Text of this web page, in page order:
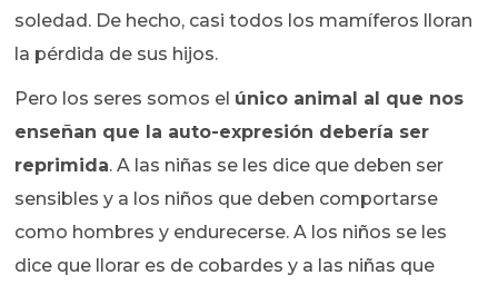
soledad. De hecho, casi todos los mamíferos lloran
la pérdida de sus hijos.
Pero los seres somos el único animal al que nos
enseñan que la auto-expresión debería ser
reprimida. A las niñas se les dice que deben ser
sensibles y a los niños que deben comportarse
como hombres y endurecerse. A los niños se les
dice que llorar es de cobardes y a las niñas que